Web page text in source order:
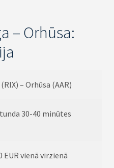
– Orhūsa:
– Orhūsa (AAR)
30-40 minūtes
EUR vienā virzienā